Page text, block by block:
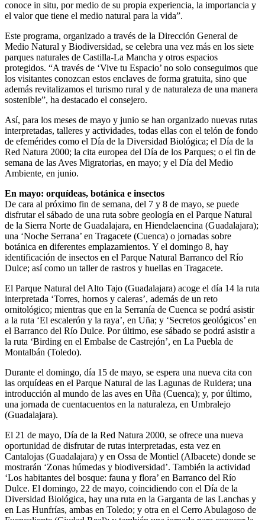
conoce in situ, por medio de su propia experiencia, la importancia y
el valor que tiene el medio natural para la vida”.
Este programa, organizado a través de la Dirección General de
Medio Natural y Biodiversidad, se celebra una vez más en los siete
parques naturales de Castilla-La Mancha y otros espacios
protegidos. “A través de ‘Vive tu Espacio’ no solo conseguimos que
los visitantes conozcan estos enclaves de forma gratuita, sino que
además revitalizamos el turismo rural y de naturaleza de una manera
sostenible”, ha destacado el consejero.
Así, para los meses de mayo y junio se han organizado nuevas rutas
interpretadas, talleres y actividades, todas ellas con el telón de fondo
de efemérides como el Día de la Diversidad Biológica; el Día de la
Red Natura 2000; la cita europea del Día de los Parques; o el fin de
semana de las Aves Migratorias, en mayo; y el Día del Medio
Ambiente, en junio.
En mayo: orquídeas, botánica e insectos
De cara al próximo fin de semana, del 7 y 8 de mayo, se puede
disfrutar el sábado de una ruta sobre geología en el Parque Natural
de la Sierra Norte de Guadalajara, en Hiendelaencina (Guadalajara);
una ‘Noche Serrana’ en Tragacete (Cuenca) o jornadas sobre
botánica en diferentes emplazamientos. Y el domingo 8, hay
identificación de insectos en el Parque Natural Barranco del Río
Dulce; así como un taller de rastros y huellas en Tragacete.
El Parque Natural del Alto Tajo (Guadalajara) acoge el día 14 la ruta
interpretada ‘Torres, hornos y caleras’, además de un reto
ornitológico; mientras que en la Serranía de Cuenca se podrá asistir
a la ruta ‘El escalerón y la raya’, en Uña; y ‘Secretos geológicos’ en
el Barranco del Río Dulce. Por último, ese sábado se podrá asistir a
la ruta ‘Birding en el Embalse de Castrejón’, en La Puebla de
Montalbán (Toledo).
Durante el domingo, día 15 de mayo, se espera una nueva cita con
las orquídeas en el Parque Natural de las Lagunas de Ruidera; una
introducción al mundo de las aves en Uña (Cuenca); y, por último,
una jornada de cuentacuentos en la naturaleza, en Umbralejo
(Guadalajara).
El 21 de mayo, Día de la Red Natura 2000, se ofrece una nueva
oportunidad de disfrutar de rutas interpretadas, esta vez en
Cantalojas (Guadalajara) y en Ossa de Montiel (Albacete) donde se
mostrarán ‘Zonas húmedas y biodiversidad’. También la actividad
‘Los habitantes del bosque: fauna y flora’ en Barranco del Río
Dulce. El domingo, 22 de mayo, coincidiendo con el Día de la
Diversidad Biológica, hay una ruta en la Garganta de las Lanchas y
en Las Hunfrías, ambas en Toledo; y otra en el Cerro Abulagoso de